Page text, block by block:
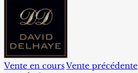
Vente en coursVente précédente